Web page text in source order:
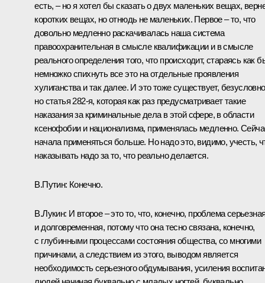
есть, – но я хотел бы сказать о двух маленьких вещах,
коротких вещах, но отнюдь не маленьких. Первое – то, что
довольно медленно раскачивалась наша система
правоохранительная в смысле квалификации и в смысле
реального определения того, что происходит, стараясь как
немножко спихнуть все это на отдельные проявления
хулиганства и так далее. И это тоже существует,
но статья 282-я, которая как раз предусматривает такие
наказания за криминальные дела в этой сфере, в области
ксенофобии и национализма, применялась медленно.
начала применяться больше. Но надо это, видимо, учесть,
наказывать надо за то, что реально делается.
В.Путин: Конечно.
В.Лукин: И второе – это то, что, конечно, проблема
и долговременная, потому что она тесно связана, конечно,
с глубинными процессами состояния общества, со многими
причинами, а следствием из этого, выводом является
необходимость серьезного обдумывания, усиления